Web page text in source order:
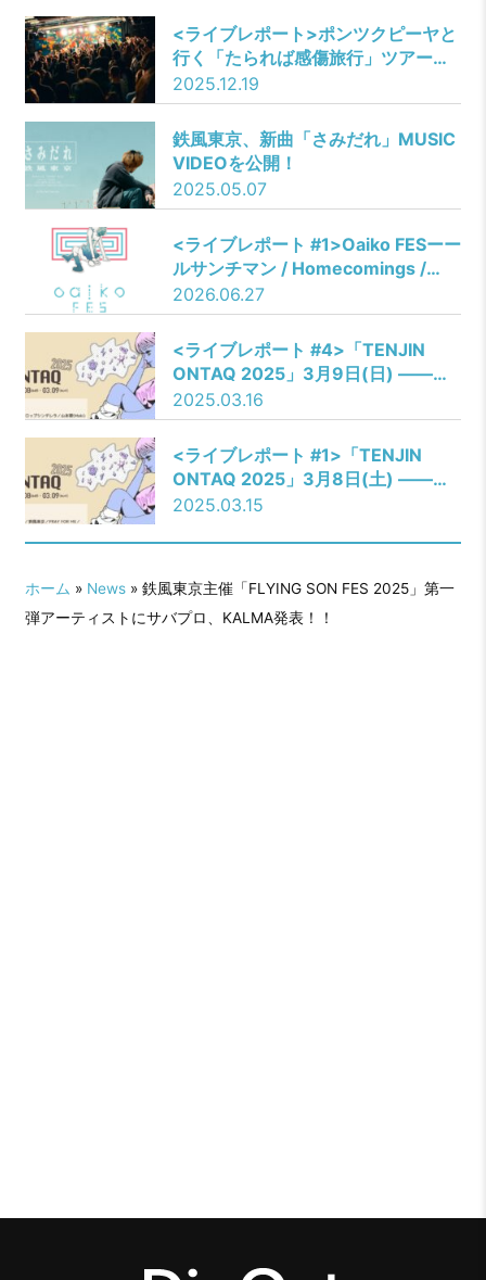
<ライブレポート>ポンツクピーヤと
行く「たられば感傷旅行」ツアーフ
ァイナル
2025.12.19
鉄風東京、新曲「さみだれ」MUSIC
VIDEOを公開！
2025.05.07
<ライブレポート #1>Oaiko FESーー
ルサンチマン / Homecomings /
fulusu / TIDAL CLUB / KOTORI
2026.06.27
<ライブレポート #4>「TENJIN
ONTAQ 2025」3月9日(日) ――ペ
ルシカリア／バックドロップシンデ
レラ／山本響(Maki)／桃色ドロシー
／WHISPER OUT LOUD／アルコサ
イト
2025.03.16
<ライブレポート #1>「TENJIN
ONTAQ 2025」3月8日(土) ――My
Peace／anewhite／鉄風東京／
ジ・エンプティ／Atomic Skipper
2025.03.15
ホーム » News» 鉄風東京主催「FLYING SON FES 2025」第一
弾アーティストにサバプロ、KALMA発表！！